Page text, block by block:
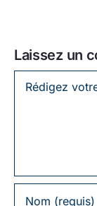
Laissez un
Laissez